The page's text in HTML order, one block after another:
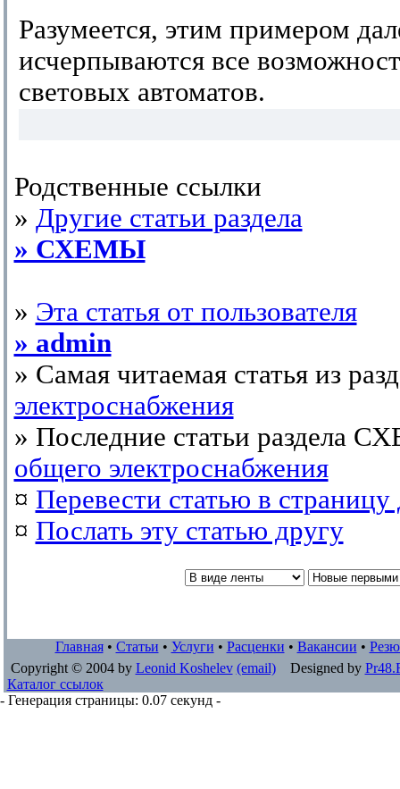
Разумеется, этим примером
исчерпываются все
световых автоматов.
Родственные ссылки
» Другие статьи раздела
» СХЕМЫ
» Эта статья от пользователя
» admin
» Самая читаемая статья из
электроснабжения
» Последние статьи раздела
общего электроснабжения
¤ Перевести статью в страницу
¤ Послать эту cтатью другу
Главная• Статьи • Услуги • Расценки • Вакансии •
Copyright © 2004 by Leonid Koshelev (email)Designed by
Каталог ссылок
- Генерация страницы: 0.07 секунд -